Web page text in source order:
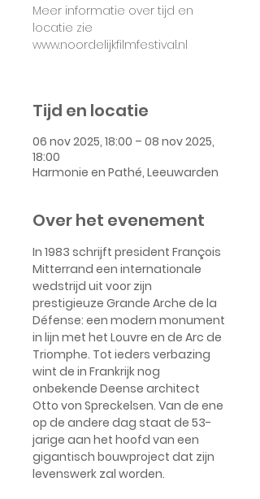
Meer informatie over tijd en
locatie zie
www.noordelijkfilmfestival.nl
Tijd en locatie
06 nov 2025, 18:00 – 08 nov 2025,
18:00
Harmonie en Pathé, Leeuwarden
Over het evenement
In 1983 schrijft president François
Mitterrand een internationale
wedstrijd uit voor zijn
prestigieuze Grande Arche de la
Défense: een modern monument
in lijn met het Louvre en de Arc de
Triomphe. Tot ieders verbazing
wint de in Frankrijk nog
onbekende Deense architect
Otto von Spreckelsen. Van de ene
op de andere dag staat de 53-
jarige aan het hoofd van een
gigantisch bouwproject dat zijn
levenswerk zal worden.